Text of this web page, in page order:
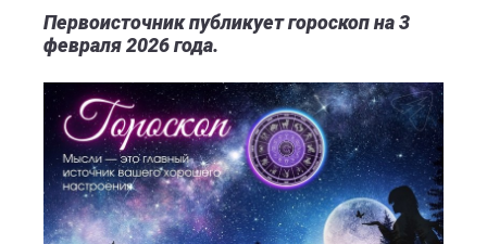
Первоисточник публикует гороскоп на 3
февраля 2026 года.